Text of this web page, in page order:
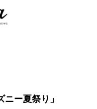
ー夏祭り」